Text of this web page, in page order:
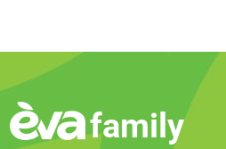
family